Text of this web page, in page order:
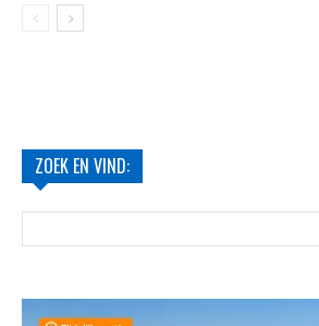
ZOEK EN VIND: